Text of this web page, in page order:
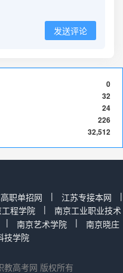
发送评论
0
32
24
226
32,512
职单招网 | 江苏专接本网
|
程学院 |
南京工业职业技术
| 南京艺术学院 |
南京晓庄
技学院
高考网 版权所有